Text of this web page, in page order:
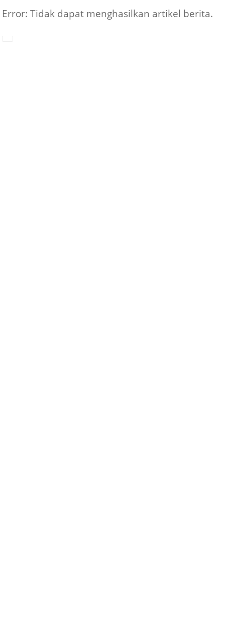
Error: Tidak dapat menghasilkan artikel berita.